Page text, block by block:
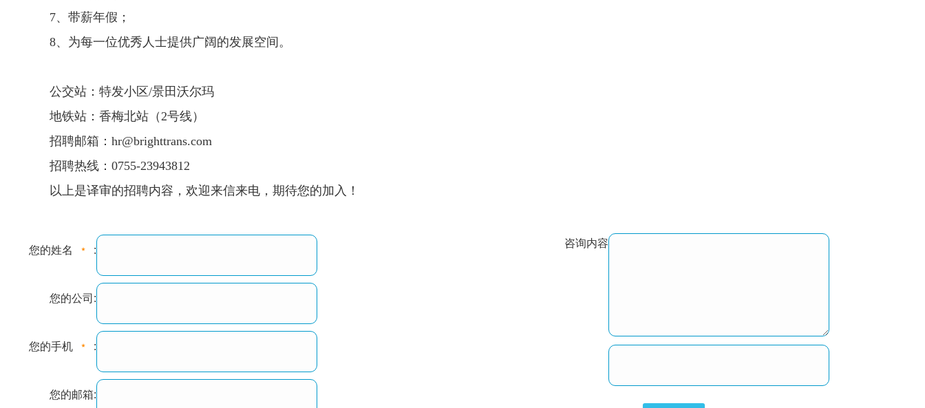
7、带薪年假；
8、为每一位优秀人士提供广阔的发展空间。
公交站：特发小区/景田沃尔玛
地铁站：香梅北站（2号线）
招聘邮箱： hr@brighttrans.com
招聘热线：0755-23943812
以上是译审的招聘内容，欢迎来信来电，期待您的加入！
您的姓名 :
您的公司:
您的手机 :
您的邮箱:
咨询内容